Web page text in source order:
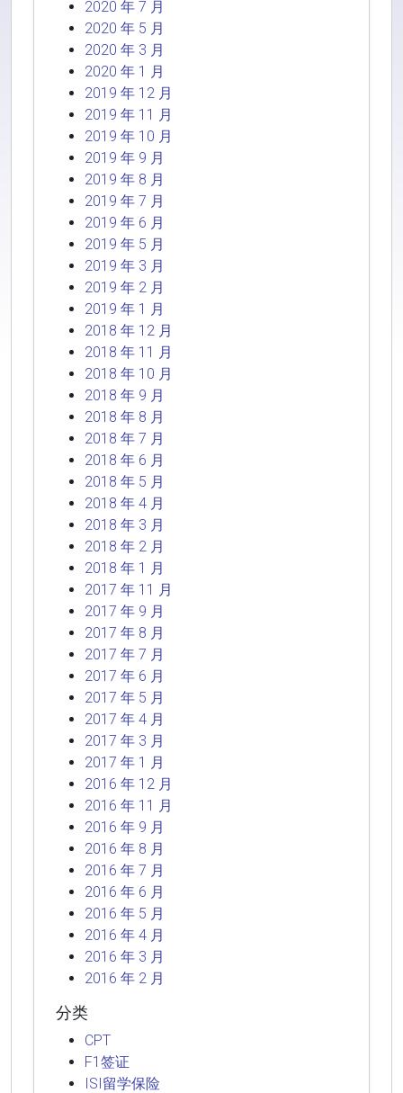
2020 年 7 月
2020 年 5 月
2020 年 3 月
2020 年 1 月
2019 年 12 月
2019 年 11 月
2019 年 10 月
2019 年 9 月
2019 年 8 月
2019 年 7 月
2019 年 6 月
2019 年 5 月
2019 年 3 月
2019 年 2 月
2019 年 1 月
2018 年 12 月
2018 年 11 月
2018 年 10 月
2018 年 9 月
2018 年 8 月
2018 年 7 月
2018 年 6 月
2018 年 5 月
2018 年 4 月
2018 年 3 月
2018 年 2 月
2018 年 1 月
2017 年 11 月
2017 年 9 月
2017 年 8 月
2017 年 7 月
2017 年 6 月
2017 年 5 月
2017 年 4 月
2017 年 3 月
2017 年 1 月
2016 年 12 月
2016 年 11 月
2016 年 9 月
2016 年 8 月
2016 年 7 月
2016 年 6 月
2016 年 5 月
2016 年 4 月
2016 年 3 月
2016 年 2 月
分类
CPT
F1签证
ISI留学保险